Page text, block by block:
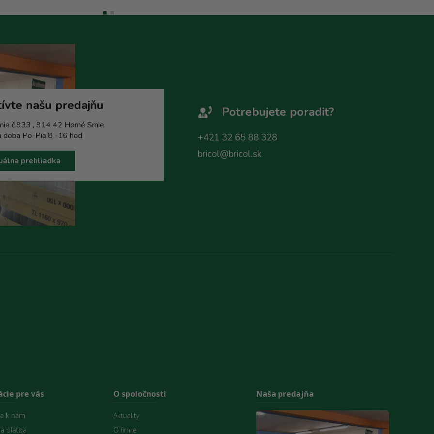
našu predajňu
č.933 , 914 42 Horné Srnie
doba Po-Pia 8 -16 hod
prehliadka
Potrebujete poradit?
+421 32 65 88 328
bricol@bricol.sk
pre vás
k nám
platba
O spoločnosti
Aktuality
O firme
Naša predajňa